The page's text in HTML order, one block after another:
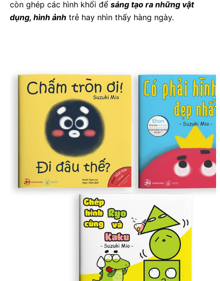
còn ghép các hình khối để sáng tạo ra những vật
dụng, hình ảnh trẻ hay nhìn thấy hàng ngày.